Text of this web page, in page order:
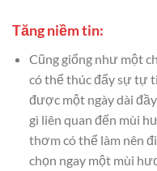
Tăng niềm tin:
Cũng giống như một
có thể thúc đẩy sự tự
được một ngày dài
gì liên quan đến mùi
thơm có thể làm nên
chọn ngay một mùi